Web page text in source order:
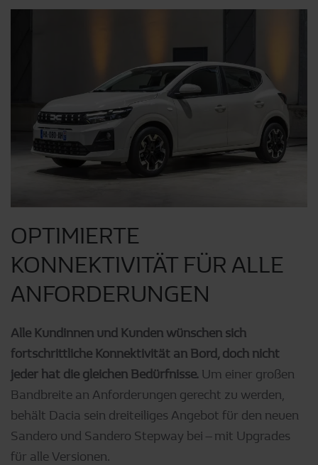
OPTIMIERTE
KONNEKTIVITÄT FÜR ALLE
ANFORDERUNGEN
Alle Kundinnen und Kunden wünschen sich
fortschrittliche Konnektivität an Bord, doch nicht
jeder hat die gleichen Bedürfnisse. Um einer großen
Bandbreite an Anforderungen gerecht zu werden,
behält Dacia sein dreiteiliges Angebot für den neuen
Sandero und Sandero Stepway bei – mit Upgrades
für alle Versionen.